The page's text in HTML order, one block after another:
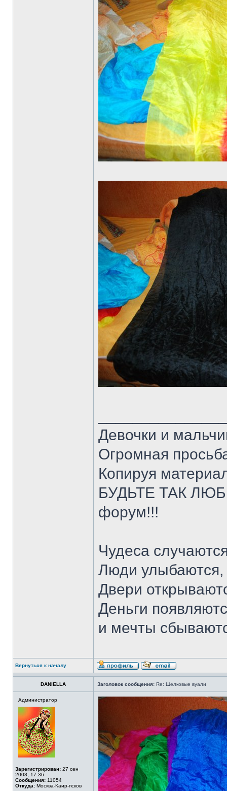
Девочки и
Огромная
Копируя
БУДЬТЕ ТАК
форум!!!
Чудеса
Люди улыбаются,
Двери
Деньги
и мечты
Вернуться к началу
DANIELLA Заголовок сообщения: Re: Шелковые вуали
Администратор
Зарегистрирован: 27 сен
2008, 17:36
Сообщения: 11054
Откуда: Москва-Каир-псков